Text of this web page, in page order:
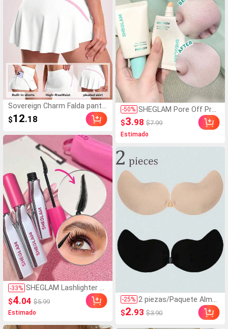
Sovereign Charm Falda pantal
ón deportiva de mujer de unic
olor con cintura alta y bolsillo
$12.18
-33% SHEGLAM Lashlighter U
p & Out Máscara de pes
tañas pestañas Marca
de Belleza Cosmética M
$4.04 $5.99
Estimado
-50% SHEGLAM Pore Off Preb
ase Marca de Belleza C
osmética Maquillaje par
a Mujeres y Niñas
$3.98 $7.99
Estimado
-25% 2 piezas/Paquete Almo
hadillas de Pecho de Sili
cona Multicolor con For
$2.93 $3.90